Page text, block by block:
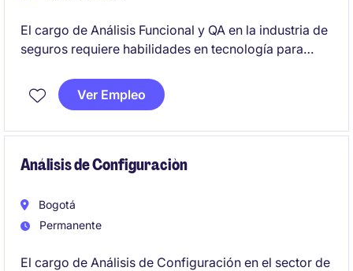
El cargo de Análisis Funcional y QA en la industria de
seguros requiere habilidades en tecnología para
calidad. Este rol se enfoca en garantizar la calidad
de los sistemas y su alineación con los
Ver Empleo
Análisis de Configuraciòn
Bogotá
Permanente
El cargo de Análisis de Configuración en el sector de